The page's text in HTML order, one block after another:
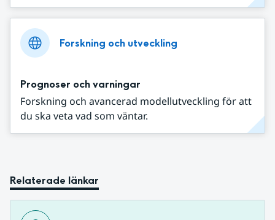
Forskning och utveckling
Prognoser och varningar
Forskning och avancerad modellutveckling för att
du ska veta vad som väntar.
Relaterade länkar